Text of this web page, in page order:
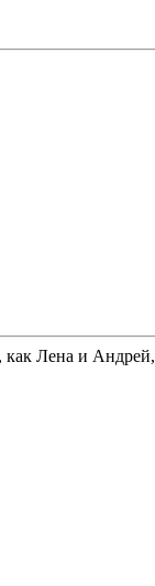
как Лена и